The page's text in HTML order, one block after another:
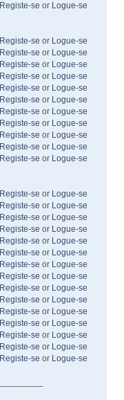
Registe-se or Logue-se
Registe-se or Logue-se
Registe-se or Logue-se
Registe-se or Logue-se
Registe-se or Logue-se
Registe-se or Logue-se
Registe-se or Logue-se
Registe-se or Logue-se
Registe-se or Logue-se
Registe-se or Logue-se
Registe-se or Logue-se
Registe-se or Logue-se
Registe-se or Logue-se
Registe-se or Logue-se
Registe-se or Logue-se
Registe-se or Logue-se
Registe-se or Logue-se
Registe-se or Logue-se
Registe-se or Logue-se
Registe-se or Logue-se
Registe-se or Logue-se
Registe-se or Logue-se
Registe-se or Logue-se
Registe-se or Logue-se
Registe-se or Logue-se
Registe-se or Logue-se
Registe-se or Logue-se